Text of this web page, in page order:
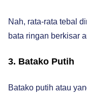
Nah, rata-rata tebal
bata ringan berkisar
3. Batako Putih
Batako putih atau